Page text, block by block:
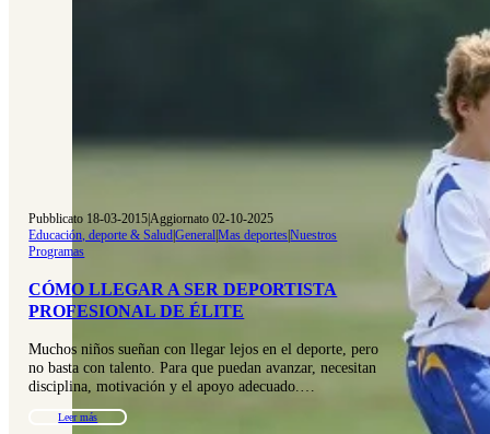
Pubblicato 18-03-2015|Aggiornato 02-10-2025
Educación, deporte & Salud|General|Mas deportes|Nuestros
Programas
CÓMO LLEGAR A SER DEPORTISTA
PROFESIONAL DE ÉLITE
Muchos niños sueñan con llegar lejos en el deporte, pero
no basta con talento. Para que puedan avanzar, necesitan
disciplina, motivación y el apoyo adecuado.…
Leer más